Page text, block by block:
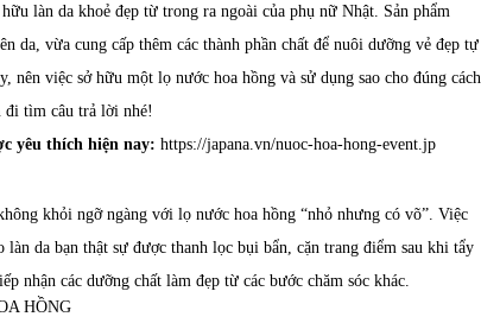
làn da khoẻ đẹp từ trong ra ngoài của phụ nữ Nhật. Sản phẩm
da, vừa cung cấp thêm các thành phần chất để nuôi dưỡng vẻ đẹp tự
nên việc sở hữu một lọ nước hoa hồng và sử dụng sao cho đúng cách
đi tìm câu trả lời nhé!
yêu thích hiện nay: https://japana.vn/nuoc-hoa-hong-event.jp
khỏi ngỡ ngàng với lọ nước hoa hồng “nhỏ nhưng có võ”. Việc
da bạn thật sự được thanh lọc bụi bẩn, cặn trang điểm sau khi tẩy
nhận các dưỡng chất làm đẹp từ các bước chăm sóc khác.